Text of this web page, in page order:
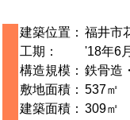
建築位置： 福井市
工期：
'18年6
構造規模： 鉄骨造
敷地面積： 537㎡
建築面積： 309㎡